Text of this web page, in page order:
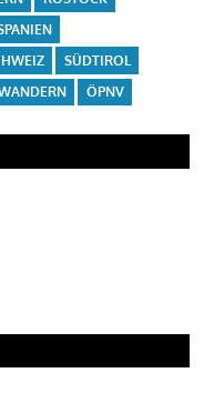
SÜDTIROL
ÖPNV